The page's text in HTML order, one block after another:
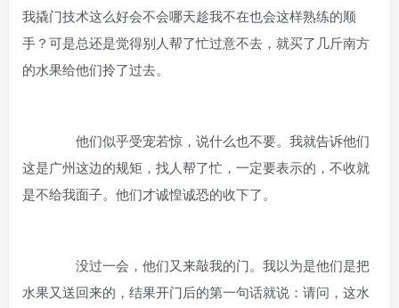
我撬门技术这么好会不会哪天趁我不在也会这样熟练的顺
手？可是总还是觉得别人帮了忙过意不去，就买了几斤南方
的水果给他们拎了过去。
他们似乎受宠若惊，说什么也不要。我就告诉他们
这是广州这边的规矩，找人帮了忙，一定要表示的，不收就
是不给我面子。他们才诚惶诚恐的收下了。
没过一会，他们又来敲我的门。我以为是他们是把
水果又送回来的，结果开门后的第一句话就说：请问，这水